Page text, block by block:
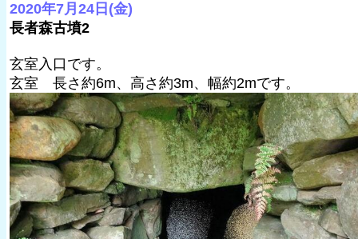
2020年7月24日(金)
長者森古墳2
玄室入口です。
玄室 長さ約6m、高さ約3m、幅約2mです。